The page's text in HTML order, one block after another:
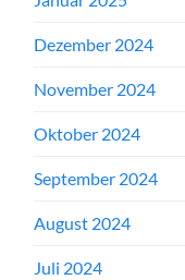
Dezember 2024
November 2024
Oktober 2024
September 2024
August 2024
Juli 2024